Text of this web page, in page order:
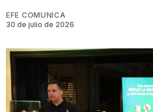
EFE COMUNICA
30 de julio de 2026